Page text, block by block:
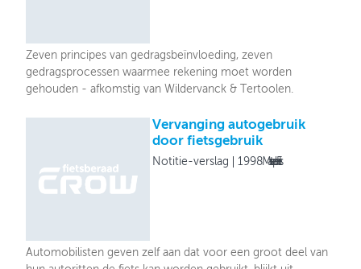
Zeven principes van gedragsbeïnvloeding, zeven
gedragsprocessen waarmee rekening moet worden
gehouden - afkomstig van Wildervanck & Tertoolen.
Vervanging autogebruik
door fietsgebruik
Notitie-verslag 1998Masterplan Fiets
Automobilisten geven zelf aan dat voor een groot deel van